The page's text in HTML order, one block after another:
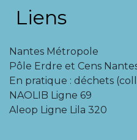
Liens
Nantes Métropole
Pôle Erdre et Cens
En pratique : déchets
NAOLIB Ligne 69
Aleop Ligne Lila 320